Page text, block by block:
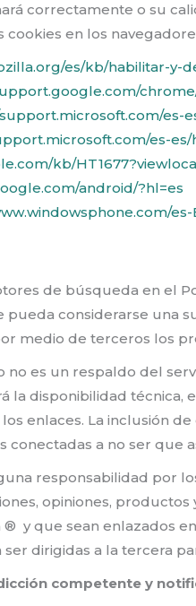
correctamente o su
cookies en los
es/kb/habilitar-y-
es-
es-
kb/
android/?hl=es
de búsqueda en el
considerarse una
medio de terceros los
no es un respaldo del
la disponibilidad técnica,
enlaces. La inclusión
conectadas a no ser que
responsabilidad por
opiniones,
® y que sean enlazados
dirigidas a la tercera
competente y